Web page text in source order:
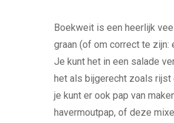
Boekweit is een heerlijk
graan (of om correct te zijn:
Je kunt het in een salade
het als bijgerecht zoals rijst
je kunt er ook pap van
havermoutpap, of deze